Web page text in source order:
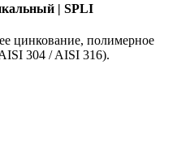
| SPLI
цинкование, полимерное
304 / AISI 316).